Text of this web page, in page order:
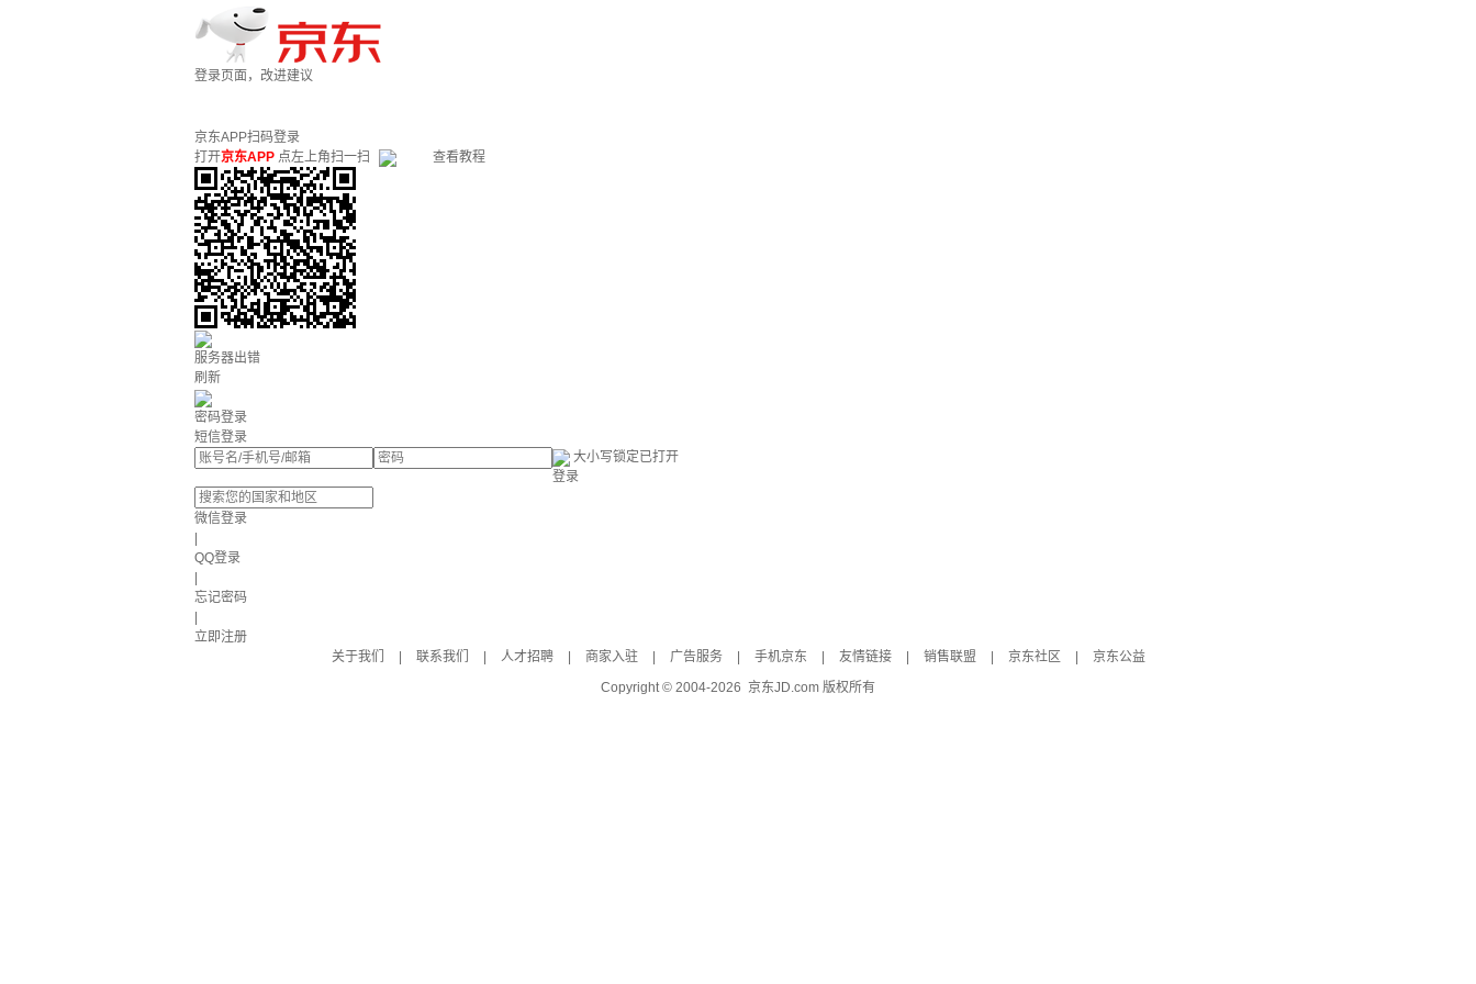
登录页面，改进建议
京东APP扫码登录
打开京东APP 点左上角扫一扫 查看教程
服务器出错
刷新
密码登录
短信登录
大小写锁定已打开
登录
微信登录
QQ登录
忘记密码
立即注册
关于我们
联系我们 人才招聘 商家入驻 广告服务 手机京东 友情链接 销售联盟 京东社区
京东公益
Copyright © 2004-2026 京东JD.com 版权所有